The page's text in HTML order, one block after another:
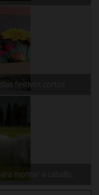
festivos cortos
montar a caballo.